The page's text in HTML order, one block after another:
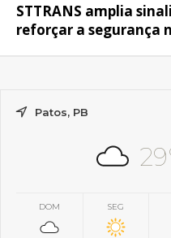
STTRANS amplia
reforçar a segurança
Patos, PB
DOM SEG